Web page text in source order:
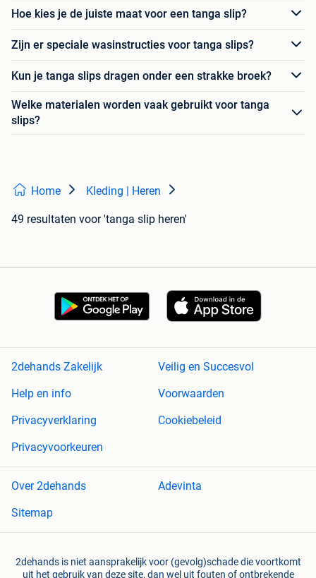
Hoe kies je de juiste maat voor een tanga slip?
Zijn er speciale wasinstructies voor tanga slips?
Kun je tanga slips dragen onder een strakke broek?
Welke materialen worden vaak gebruikt voor tanga
slips?
Home Kleding | Heren
49 resultaten voor 'tanga slip heren'
2dehands Zakelijk
Veilig en Succesvol
Help en info
Voorwaarden
Privacyverklaring
Cookiebeleid
Privacyvoorkeuren
Over 2dehands
Adevinta
Sitemap
2dehands is niet aansprakelijk voor (gevolg)schade die voortkomt
uit het gebruik van deze site, dan wel uit fouten of ontbrekende